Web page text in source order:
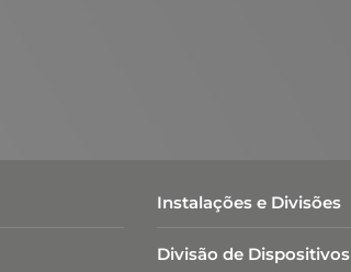
Instalações e Divisões
Divisão de Dispositivos